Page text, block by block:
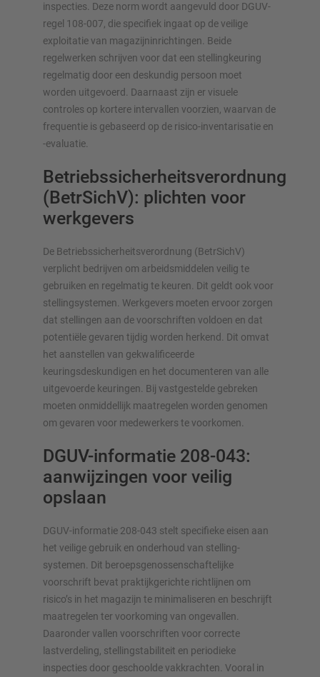
inspecties. Deze norm wordt aangevuld door DGUV-
regel 108-007, die specifiek ingaat op de veilige
exploitatie van magazijninrichtingen. Beide
regelwerken schrijven voor dat een stellingkeuring
regelmatig door een deskundig persoon moet
worden uitgevoerd. Daarnaast zijn er visuele
controles op kortere intervallen voorzien, waarvan de
frequentie is gebaseerd op de risico-inventarisatie en
-evaluatie.
Betriebssicherheitsverordnung
(BetrSichV): plichten voor
werkgevers
De Betriebssicherheitsverordnung (BetrSichV)
verplicht bedrijven om arbeidsmiddelen veilig te
gebruiken en regelmatig te keuren. Dit geldt ook voor
stelling­systemen. Werkgevers moeten ervoor zorgen
dat stellingen aan de voorschriften voldoen en dat
potentiële gevaren tijdig worden herkend. Dit omvat
het aanstellen van gekwalificeerde
keuringsdeskundigen en het documenteren van alle
uitgevoerde keuringen. Bij vastgestelde gebreken
moeten onmiddellijk maatregelen worden genomen
om gevaren voor medewerkers te voorkomen.
DGUV-informatie 208-043:
aanwijzingen voor veilig
opslaan
DGUV-informatie 208-043 stelt specifieke eisen aan
het veilige gebruik en onderhoud van stelling­
systemen. Dit beroepsgenossenschaf­te­lijke
voorschrift bevat praktijkgerichte richtlijnen om
risico’s in het magazijn te minimaliseren en beschrijft
maatregelen ter voorkoming van ongevallen.
Daaronder vallen voorschriften voor correcte
lastverdeling, stellingstabiliteit en periodieke
inspecties door geschoolde vakkrachten. Vooral in